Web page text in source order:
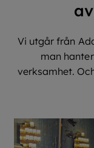
Vi utgår från
man
verksamhet.